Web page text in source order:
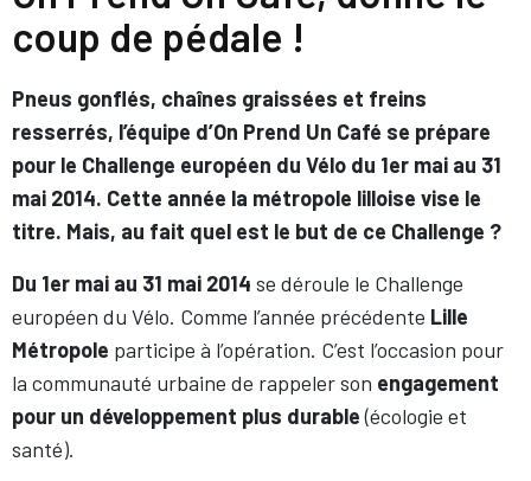
coup de pédale !
Pneus gonflés, chaînes graissées et freins
resserrés, l’équipe d’On Prend Un Café se prépare
pour le Challenge européen du Vélo du 1er mai au 31
mai 2014. Cette année la métropole lilloise vise le
titre. Mais, au fait quel est le but de ce Challenge ?
Du 1er mai au 31 mai 2014 se déroule le Challenge
européen du Vélo. Comme l’année précédente Lille
Métropole participe à l’opération. C’est l’occasion pour
la communauté urbaine de rappeler son engagement
pour un développement plus durable(écologie et
santé).